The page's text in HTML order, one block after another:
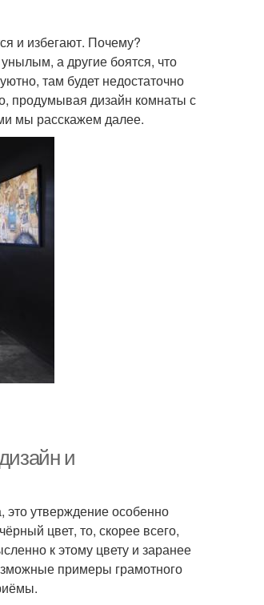
и избегают. Почему?
а другие боятся, что
там будет недостаточно
продумывая дизайн комнаты с
мы расскажем далее.
и
это утверждение особенно
цвет, то, скорее всего,
к этому цвету и заранее
примеры грамотного